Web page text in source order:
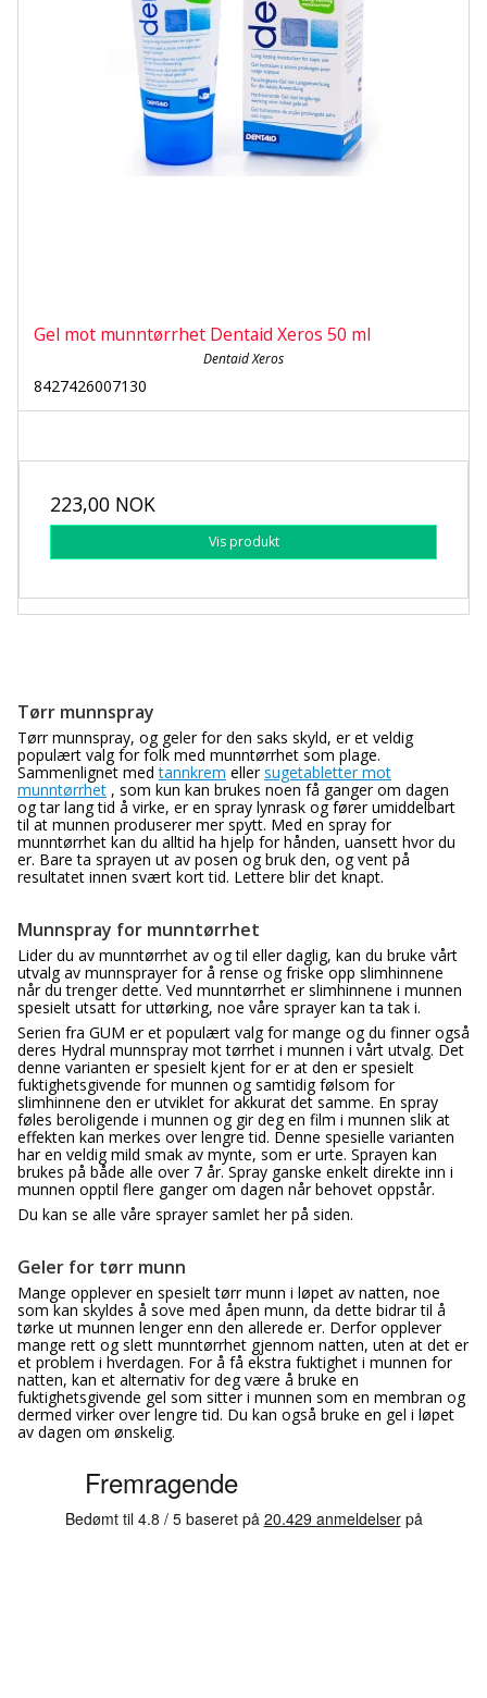
Gel mot munntørrhet Dentaid Xeros 50 ml
Dentaid Xeros
8427426007130
223,00 NOK
Vis produkt
Tørr munnspray
Tørr munnspray, og geler for den saks skyld, er et veldig
populært valg for folk med munntørrhet som plage.
Sammenlignet medtannkrem ellersugetabletter mot
munntørrhet , som kun kan brukes noen få ganger om dagen
og tar lang tid å virke, er en spray lynrask og fører umiddelbart
til at munnen produserer mer spytt. Med en spray for
munntørrhet kan du alltid ha hjelp for hånden, uansett hvor du
er. Bare ta sprayen ut av posen og bruk den, og vent på
resultatet innen svært kort tid. Lettere blir det knapt.
Munnspray for munntørrhet
Lider du av munntørrhet av og til eller daglig, kan du bruke vårt
utvalg av munnsprayer for å rense og friske opp slimhinnene
når du trenger dette. Ved munntørrhet er slimhinnene i munnen
spesielt utsatt for uttørking, noe våre sprayer kan ta tak i.
Serien fra GUM er et populært valg for mange og du finner også
deres Hydral munnspray mot tørrhet i munnen i vårt utvalg. Det
denne varianten er spesielt kjent for er at den er spesielt
fuktighetsgivende for munnen og samtidig følsom for
slimhinnene den er utviklet for akkurat det samme. En spray
føles beroligende i munnen og gir deg en film i munnen slik at
effekten kan merkes over lengre tid. Denne spesielle varianten
har en veldig mild smak av mynte, som er urte. Sprayen kan
brukes på både alle over 7 år. Spray ganske enkelt direkte inn i
munnen opptil flere ganger om dagen når behovet oppstår.
Du kan se alle våre sprayer samlet her på siden.
Geler for tørr munn
Mange opplever en spesielt tørr munn i løpet av natten, noe
som kan skyldes å sove med åpen munn, da dette bidrar til å
tørke ut munnen lenger enn den allerede er. Derfor opplever
mange rett og slett munntørrhet gjennom natten, uten at det er
et problem i hverdagen. For å få ekstra fuktighet i munnen for
natten, kan et alternativ for deg være å bruke en
fuktighetsgivende gel som sitter i munnen som en membran og
dermed virker over lengre tid. Du kan også bruke en gel i løpet
av dagen om ønskelig.